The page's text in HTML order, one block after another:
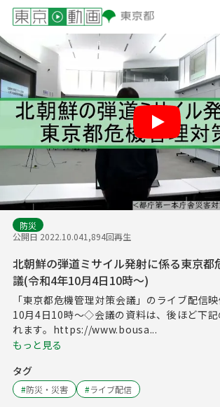
防災
公開日 2022.10.041,894回再生
北朝鮮の弾道ミサイル発射に係る東京都
議(令和4年10月4日10時～)
「東京都危機管理対策会議」のライブ配信
10月4日10時～◇会議の資料は、後ほど下記
れます。https://www.bousa...
もっと見る
タグ
#防災・災害 #ライブ配信